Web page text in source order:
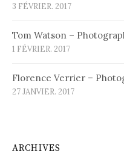
3 FÉVRIER. 2017
Tom Watson –
1 FÉVRIER. 2017
Florence Verrier –
27 JANVIER. 2017
ARCHIVES